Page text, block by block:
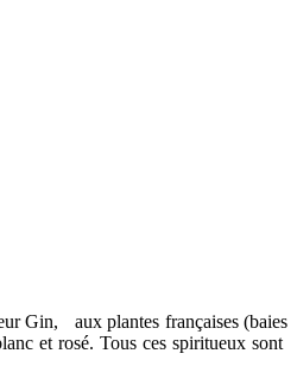
Gin, aux plantes françaises (baies
et rosé. Tous ces spiritueux sont